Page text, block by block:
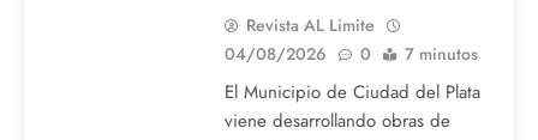
Revista AL Limite
04/08/2026
0 7 minutos
El Municipio de Ciudad del Plata
viene desarrollando obras de